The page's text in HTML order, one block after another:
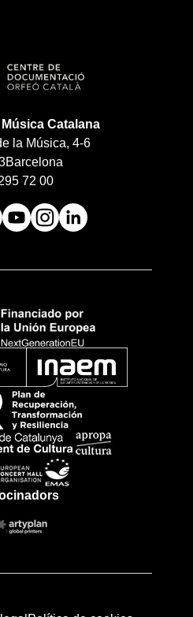
Música Catalana
la Música, 4-6
Barcelona
72 00